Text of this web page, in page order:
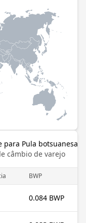
para Pula botsuanesa
câmbio de varejo
BWP
0.084 BWP